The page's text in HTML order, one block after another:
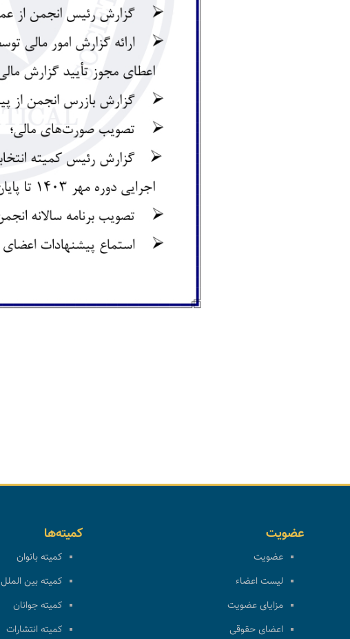
عضویت
عضویت
لیست اعضاء
مزایای عضویت
اعضای حقوقی
کمیته‌ها
کمیته بانوان
کمیته بین الملل
کمیته جوانان
کمیته انتشارات